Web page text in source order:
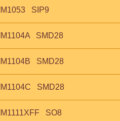
SIP9
SMD28
SMD28
SMD28
SO8